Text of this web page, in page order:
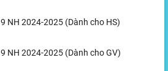
NH 2024-2025 (Dành cho HS)
NH 2024-2025 (Dành cho GV)